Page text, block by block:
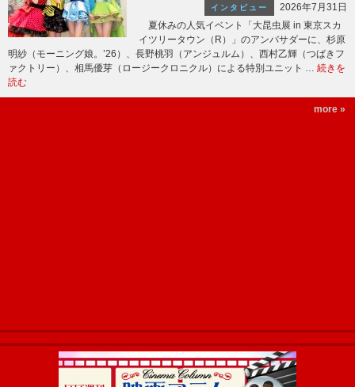
インタビュー
2026年7月31日
夏休みの人気イベント「大昆虫展 in 東京スカ
イツリータウン（R）」のアンバサダーに、杉原
明紗（モーニング娘。’26）、長野桃羽（アンジュルム）、西村乙輝（つばきフ
ァクトリー）、相馬優芽（ロージークロニクル）による特別ユニット … 続きを
読む
more »